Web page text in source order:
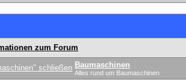
zum Forum
Baumaschinen
Alles rund um Baumaschinen